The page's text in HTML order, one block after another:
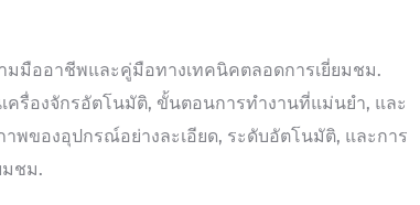
มมืออาชีพและคู่มือทางเทคนิคตลอดการเยี่ยมชม.
รื่องจักรอัตโนมัติ, ขั้นตอนการทำงานที่แม่นยำ, และ
พของอุปกรณ์อย่างละเอียด, ระดับอัตโนมัติ, และการ
มชม.